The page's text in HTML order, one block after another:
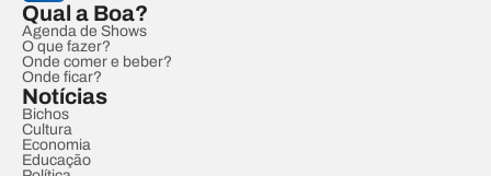
Qual a Boa?
Agenda de Shows
O que fazer?
Onde comer e beber?
Onde ficar?
Notícias
Bichos
Cultura
Economia
Educação